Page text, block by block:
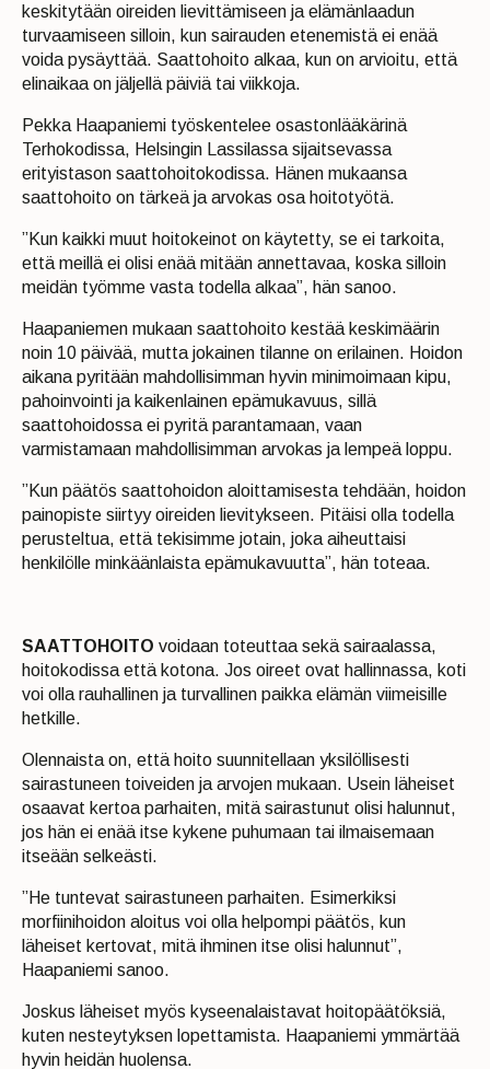
keskitytään oireiden lievittämiseen ja elämänlaadun
turvaamiseen silloin, kun sairauden etenemistä ei enää
voida pysäyttää. Saattohoito alkaa, kun on arvioitu, että
elinaikaa on jäljellä päiviä tai viikkoja.
Pekka Haapaniemi työskentelee osastonlääkärinä
Terhokodissa, Helsingin Lassilassa sijaitsevassa
erityistason saattohoitokodissa. Hänen mukaansa
saattohoito on tärkeä ja arvokas osa hoitotyötä.
”Kun kaikki muut hoitokeinot on käytetty, se ei tarkoita,
että meillä ei olisi enää mitään annettavaa, koska silloin
meidän työmme vasta todella alkaa”, hän sanoo.
Haapaniemen mukaan saattohoito kestää keskimäärin
noin 10 päivää, mutta jokainen tilanne on erilainen. Hoidon
aikana pyritään mahdollisimman hyvin minimoimaan kipu,
pahoinvointi ja kaikenlainen epämukavuus, sillä
saattohoidossa ei pyritä parantamaan, vaan
varmistamaan mahdollisimman arvokas ja lempeä loppu.
”Kun päätös saattohoidon aloittamisesta tehdään, hoidon
painopiste siirtyy oireiden lievitykseen. Pitäisi olla todella
perusteltua, että tekisimme jotain, joka aiheuttaisi
henkilölle minkäänlaista epämukavuutta”, hän toteaa.
SAATTOHOITO voidaan toteuttaa sekä sairaalassa,
hoitokodissa että kotona. Jos oireet ovat hallinnassa, koti
voi olla rauhallinen ja turvallinen paikka elämän viimeisille
hetkille.
Olennaista on, että hoito suunnitellaan yksilöllisesti
sairastuneen toiveiden ja arvojen mukaan. Usein läheiset
osaavat kertoa parhaiten, mitä sairastunut olisi halunnut,
jos hän ei enää itse kykene puhumaan tai ilmaisemaan
itseään selkeästi.
”He tuntevat sairastuneen parhaiten. Esimerkiksi
morfiinihoidon aloitus voi olla helpompi päätös, kun
läheiset kertovat, mitä ihminen itse olisi halunnut”,
Haapaniemi sanoo.
Joskus läheiset myös kyseenalaistavat hoitopäätöksiä,
kuten nesteytyksen lopettamista. Haapaniemi ymmärtää
hyvin heidän huolensa.